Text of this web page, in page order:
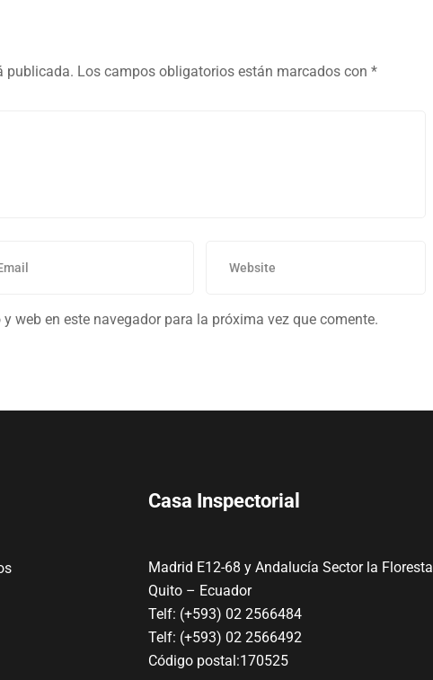
publicada. Los campos obligatorios están marcados con *
web en este navegador para la próxima vez que comente.
Casa Inspectorial
Madrid E12-68 y Andalucía Sector la Floresta
Quito – Ecuador
Telf: (+593) 02 2566484
Telf: (+593) 02 2566492
Código postal:170525